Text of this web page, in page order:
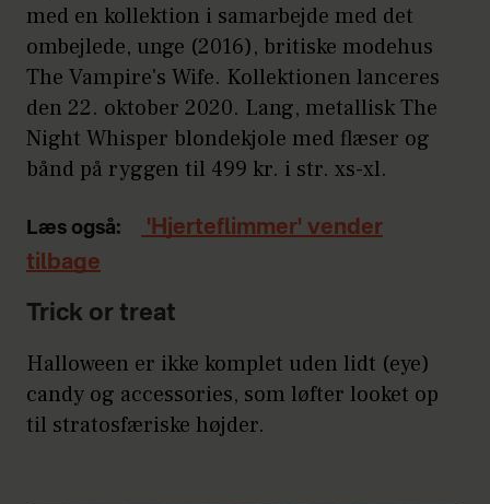
med en kollektion i samarbejde med det
ombejlede, unge (2016), britiske modehus
The Vampire's Wife. Kollektionen lanceres
den 22. oktober 2020. Lang, metallisk The
Night Whisper blondekjole med flæser og
bånd på ryggen til 499 kr. i str. xs-xl.
Læs også:
'Hjerteflimmer' vender
tilbage
Trick or treat
Halloween er ikke komplet uden lidt (eye)
candy og accessories, som løfter looket op
til stratosfæriske højder.